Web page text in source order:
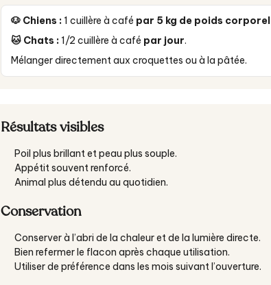
🐶 Chiens : 1 cuillère à café par 5 kg de poids corporel
🐱 Chats : 1/2 cuillère à café par jour.
Mélanger directement aux croquettes ou à la pâtée.
Résultats visibles
Poil plus brillant et peau plus souple.
Appétit souvent renforcé.
Animal plus détendu au quotidien.
Conservation
Conserver à l’abri de la chaleur et de la lumière directe.
Bien refermer le flacon après chaque utilisation.
Utiliser de préférence dans les mois suivant l’ouverture.